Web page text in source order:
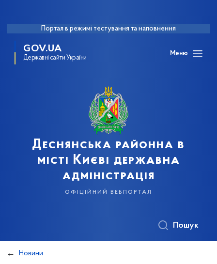
Портал в режимі тестування та наповнення
GOV.UA
Державні сайти України
Меню
Деснянська районна в
місті Києві державна
адміністрація
офіційний вебпортал
Пошук
Новини